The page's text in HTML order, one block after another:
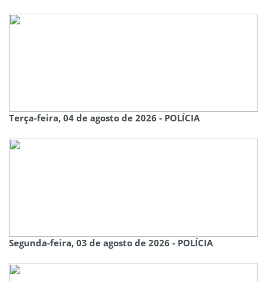
Terça-feira, 04 de agosto de 2026 - POLÍCIA
Segunda-feira, 03 de agosto de 2026 - POLÍCIA